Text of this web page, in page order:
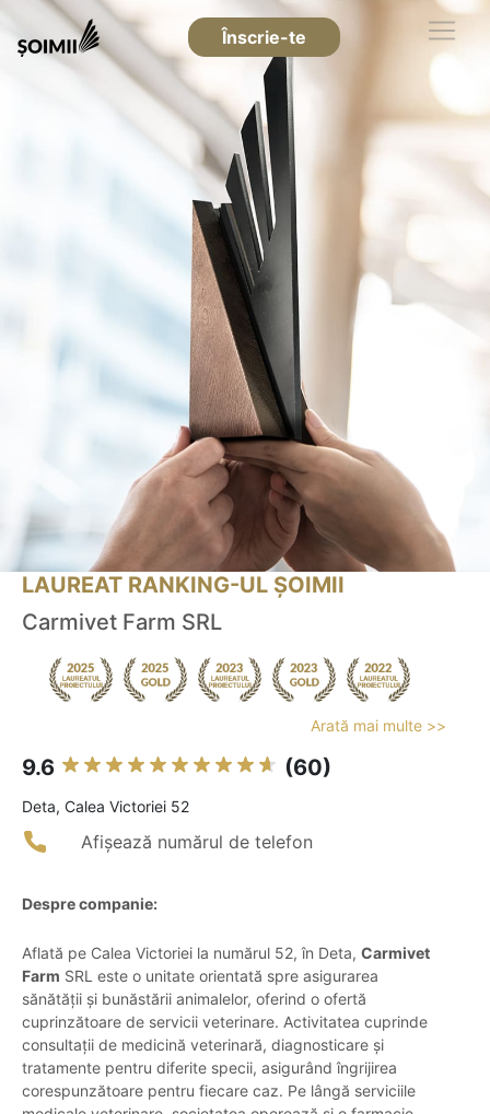
Înscrie-te
LAUREAT RANKING-UL ȘOIMII
Carmivet Farm SRL
Arată mai multe >>
9.6 (60)
Deta, Calea Victoriei 52
Afișează numărul de telefon
Despre companie:
Aflată pe Calea Victoriei la numărul 52, în Deta, Carmivet
Farm SRL este o unitate orientată spre asigurarea
sănătății și bunăstării animalelor, oferind o ofertă
cuprinzătoare de servicii veterinare. Activitatea cuprinde
consultații de medicină veterinară, diagnosticare și
tratamente pentru diferite specii, asigurând îngrijirea
corespunzătoare pentru fiecare caz. Pe lângă serviciile